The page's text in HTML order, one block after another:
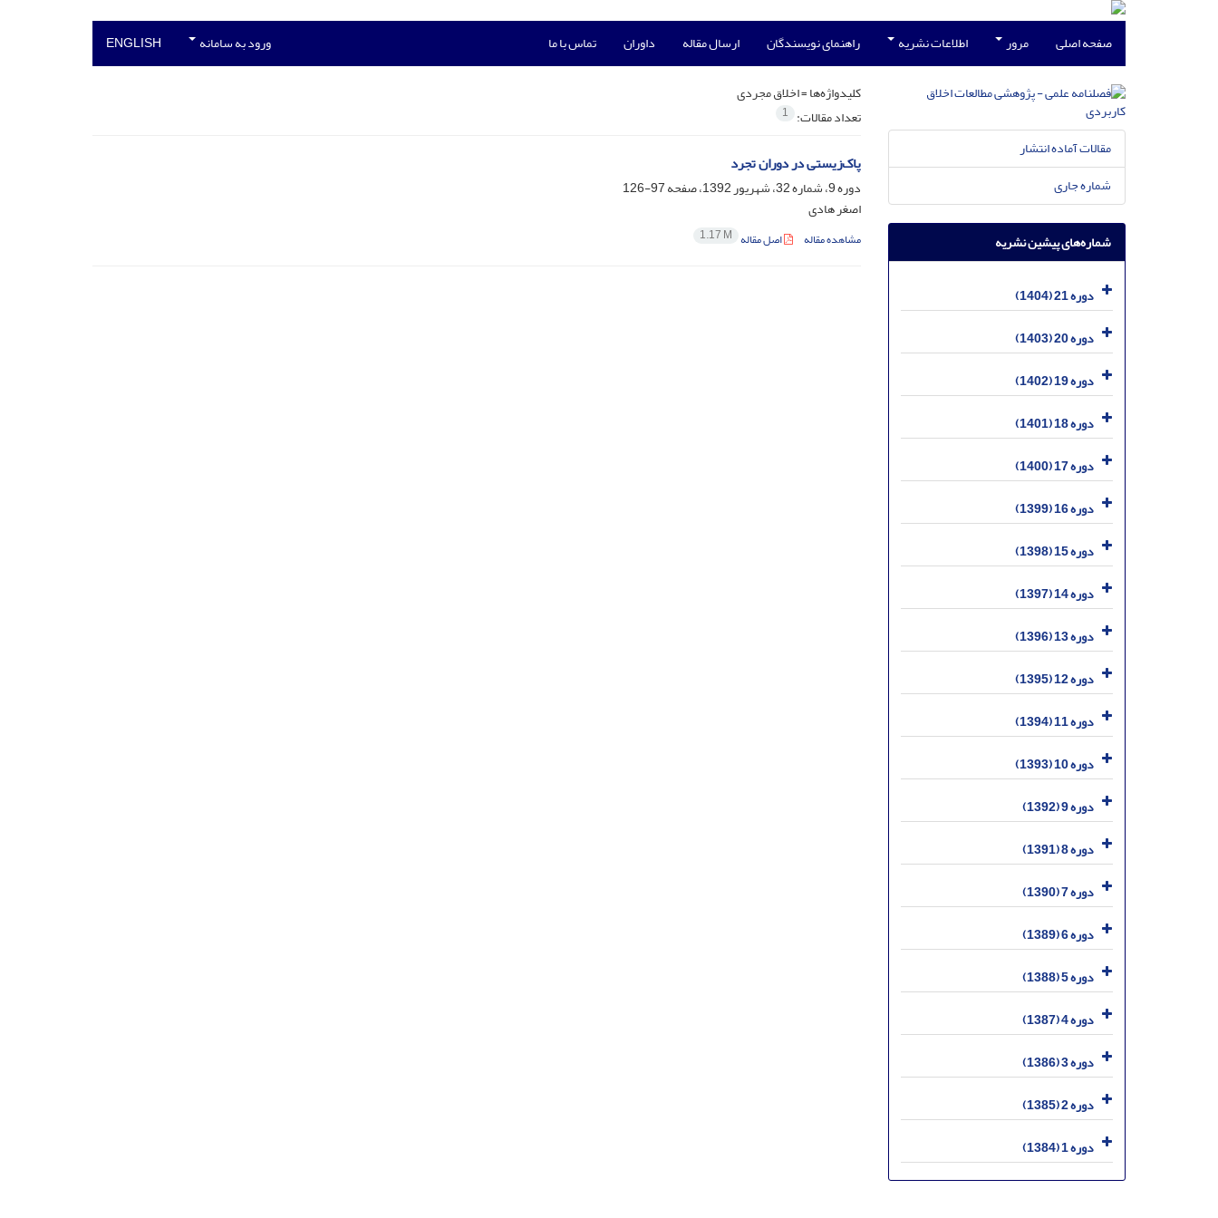
صفحه اصلی مرور اطلاعات نشریه راهنمای نویسندگان ارسال مقاله داوران تماس با ما ورود به سامانه ENGLISH
کلیدواژه‌ها =اخلاق مجردی
تعداد مقالات: 1
پاک‌زیستی در دوران تجرد
دوره 9، شماره 32، شهریور 1392، صفحه
97-126
اصغر هادی
مشاهده مقاله اصل مقاله 1.17 M
مقالات آماده انتشار
شماره جاری
شماره‌های پیشین نشریه
دوره 21 (1404)
دوره 20 (1403)
دوره 19 (1402)
دوره 18 (1401)
دوره 17 (1400)
دوره 16 (1399)
دوره 15 (1398)
دوره 14 (1397)
دوره 13 (1396)
دوره 12 (1395)
دوره 11 (1394)
دوره 10 (1393)
دوره 9 (1392)
دوره 8 (1391)
دوره 7 (1390)
دوره 6 (1389)
دوره 5 (1388)
دوره 4 (1387)
دوره 3 (1386)
دوره 2 (1385)
دوره 1 (1384)